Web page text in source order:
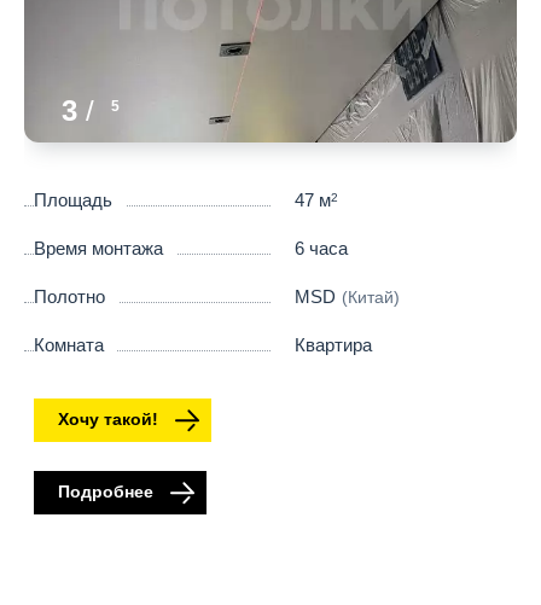
3 / 5
Площадь 47 м2
Время монтажа 6 часа
Полотно MSD (Китай)
Комната Квартира
Хочу такой!
Подробнее